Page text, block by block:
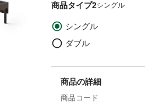
商品タイプ2シングル
シングル
ダブル
商品の詳細
商品コード